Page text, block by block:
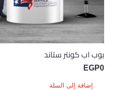
بوب اب كونتر ستاند
EGP0
إضافة إلى السلة